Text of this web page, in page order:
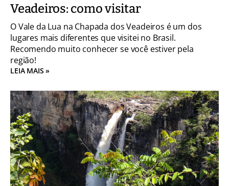
Veadeiros: como visitar
O Vale da Lua na Chapada dos Veadeiros é um dos
lugares mais diferentes que visitei no Brasil.
Recomendo muito conhecer se você estiver pela
região!
LEIA MAIS »